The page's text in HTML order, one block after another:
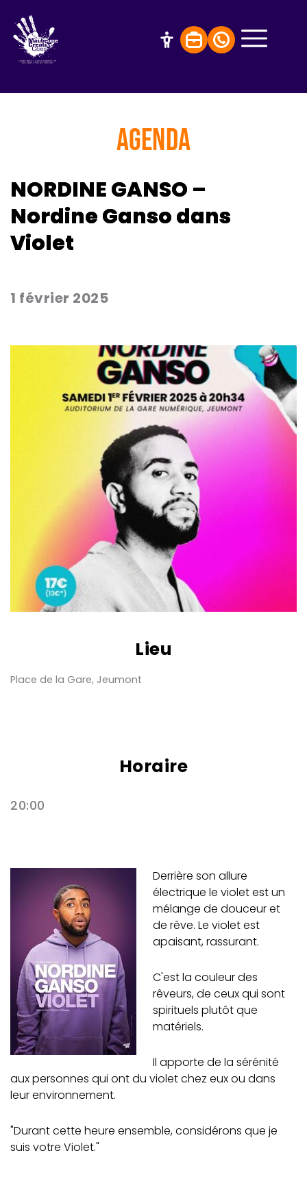
AGENDA
NORDINE GANSO –
Nordine Ganso dans
Violet
1 février 2025
Lieu
Place de la Gare, Jeumont
Horaire
20:00
Derrière son allure
électrique le violet est un
mélange de douceur et
de rêve. Le violet est
apaisant, rassurant.
C'est la couleur des
rêveurs, de ceux qui sont
spirituels plutôt que
matériels.
Il apporte de la sérénité
aux personnes qui ont du violet chez eux ou dans
leur environnement.
"Durant cette heure ensemble, considérons que je
suis votre Violet."